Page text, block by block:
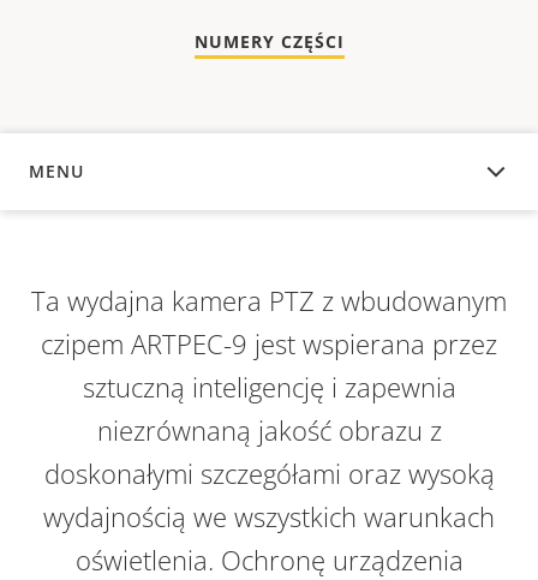
NUMERY CZĘŚCI
MENU
INFORMACJE OGÓLNE
Ta wydajna kamera PTZ z wbudowanym
czipem ARTPEC-9 jest wspierana przez
sztuczną inteligencję i zapewnia
niezrównaną jakość obrazu z
doskonałymi szczegółami oraz wysoką
wydajnością we wszystkich warunkach
oświetlenia. Ochronę urządzenia